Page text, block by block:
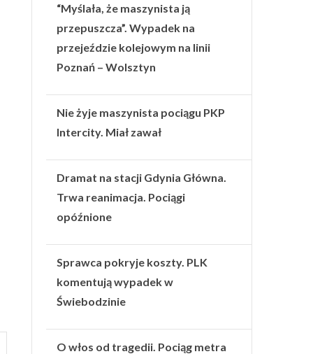
“Myślała, że maszynista ją
przepuszcza”. Wypadek na
przejeździe kolejowym na linii
Poznań – Wolsztyn
Nie żyje maszynista pociągu PKP
Intercity. Miał zawał
Dramat na stacji Gdynia Główna.
Trwa reanimacja. Pociągi
opóźnione
Sprawca pokryje koszty. PLK
komentują wypadek w
Świebodzinie
O włos od tragedii. Pociąg metra